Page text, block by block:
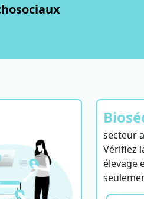
secteur
Vérifiez
élevage